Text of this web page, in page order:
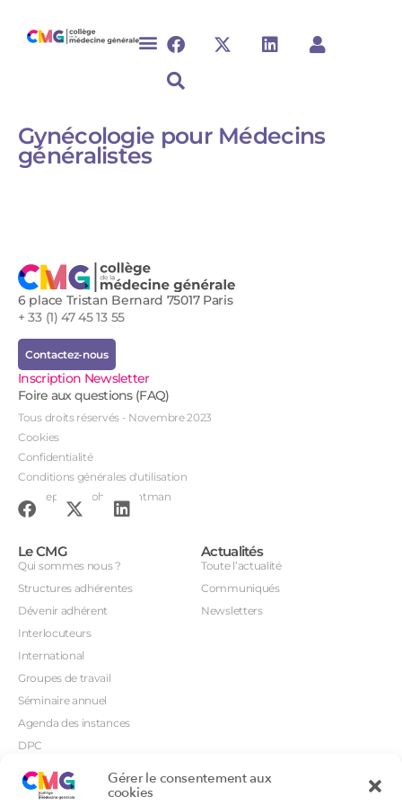
Gérer le consentement aux
cookies
Gynécologie pour Médecins
généralistes
6 place Tristan Bernard 75017 Paris
+ 33 (1) 47 45 13 55
Contactez-nous
Inscription Newsletter
Foire aux questions (FAQ)
Tous droits réservés - Novembre 2023
Cookies
Confidentialité
Conditions générales d'utilisation
Conception : John Brightman
Le CMG
Qui sommes nous ?
Structures adhérentes
Dévenir adhérent
Interlocuteurs
International
Groupes de travail
Séminaire annuel
Agenda des instances
DPC
Orientations prioritaires
Actualités
Toute l’actualité
Communiqués
Newsletters